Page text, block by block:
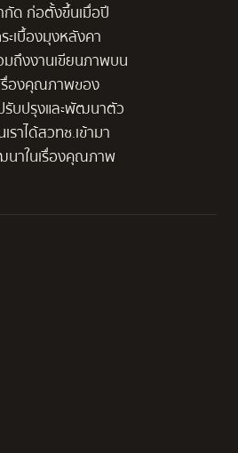
กัด ก่อตั้งขึ้นเมื่อปี
เบื้องมุงหลังคา
มถึงงานเขียนภาพบน
เรื่องคุณภาพของ
รับปรุงและพัฒนาตัว
าได้สวทช.เข้ามา
นาในเรื่องคุณภาพ